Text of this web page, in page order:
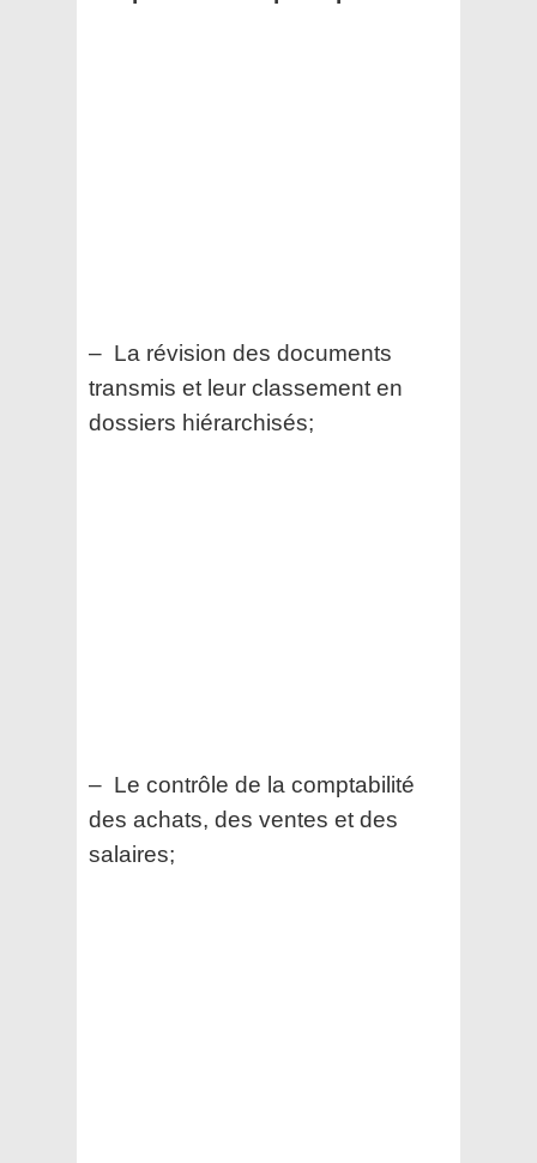
– La révision des documents
transmis et leur classement en
dossiers hiérarchisés;
– Le contrôle de la comptabilité
des achats, des ventes et des
salaires;